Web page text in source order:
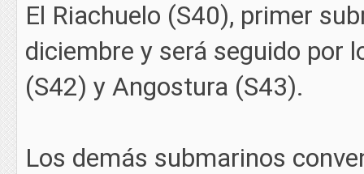
El Riachuelo (S40), primer
diciembre y será seguido por
(S42) y Angostura (S43).
Los demás submarinos